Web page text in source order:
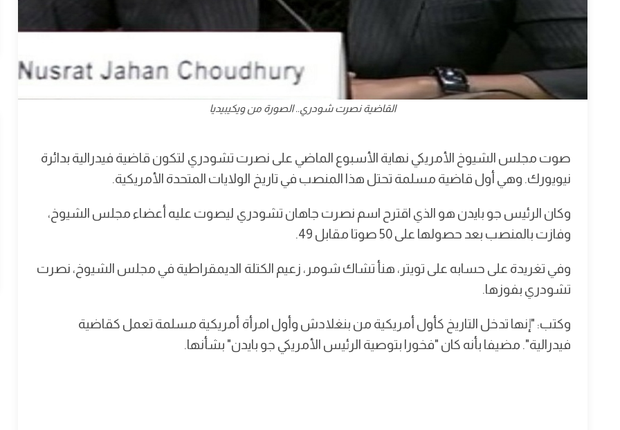
القاضية نصرت شودري.. الصورة من ويكيبيديا
صوت مجلس الشيوخ الأمريكي نهاية الأسبوع الماضي على نصرت تشودري لتكون قاضية فيدرالية بدائرة
نيويورك. وهي أول قاضية مسلمة تحتل هذا المنصب في تاريخ الولايات المتحدة الأمريكية.
وكان الرئيس جو بايدن هو الذي اقترح اسم نصرت جاهان تشودري ليصوت عليه أعضاء مجلس الشيوخ،
وفازت بالمنصب بعد حصولها على 50 صوتا مقابل 49.
وفي تغريدة على حسابه على تويتر، هنأ تشاك شومر، زعيم الكتلة الديمقراطية في مجلس الشيوخ، نصرت
تشودري بفوزها.
وكتب: "إنها تدخل التاريخ كأول أمريكية من بنغلادش وأول امرأة أمريكية مسلمة تعمل كقاضية
فيدرالية". مضيفا بأنه كان "فخورا بتوصية الرئيس الأمريكي جو بايدن" بشأنها.